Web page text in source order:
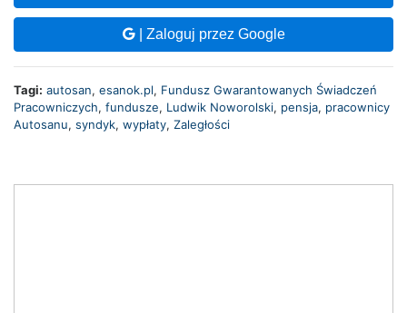
| Zaloguj przez Google
Tagi: autosan, esanok.pl, Fundusz Gwarantowanych Świadczeń
Pracowniczych, fundusze, Ludwik Noworolski, pensja, pracownicy
Autosanu, syndyk, wypłaty, Zaległości